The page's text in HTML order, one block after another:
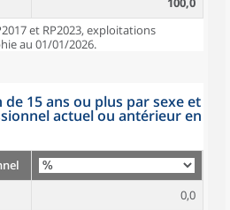
et RP2023, exploitations
au 01/01/2026.
de 15 ans ou plus par sexe et
actuel ou antérieur en
0,0